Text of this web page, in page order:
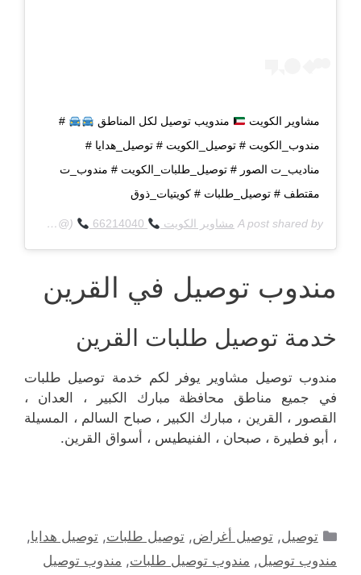
مشاوير الكويت مندويب توصيل لكل المناطق
#
مندوب_الكويت # توصيل_الكويت # توصيل_هدايا #
مناديب_ت الصور # توصيل_طلبات_الكويت # مندوب_ت
مقتطف # توصيل_طلبات # كويتيات_ذوق
A post shared by مشاوير الكويت (@q8deliverycom) on
مندوب توصيل في القرين
خدمة توصيل طلبات القرين
مندوب توصيل مشاوير يوفر لكم خدمة توصيل طلبات
في جميع مناطق محافظة مبارك الكبير ، العدان ،
القصور ، القرين ، مبارك الكبير ، صباح السالم ، المسيلة
، أبو فطيرة ، صبحان ، الفنيطيس ، أسواق القرين.
التصنيفات
توصيل,توصيل أغراض,توصيل طلبات,توصيل هدايا,
مندوب توصيل, مندوب توصيل طلبات, مندوب توصيل